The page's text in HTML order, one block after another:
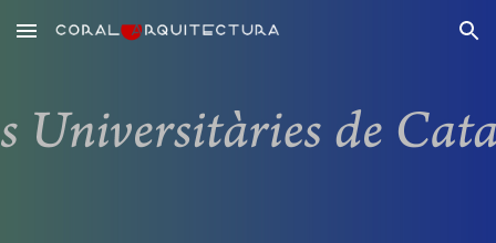
Skip to main content Skip to navigation